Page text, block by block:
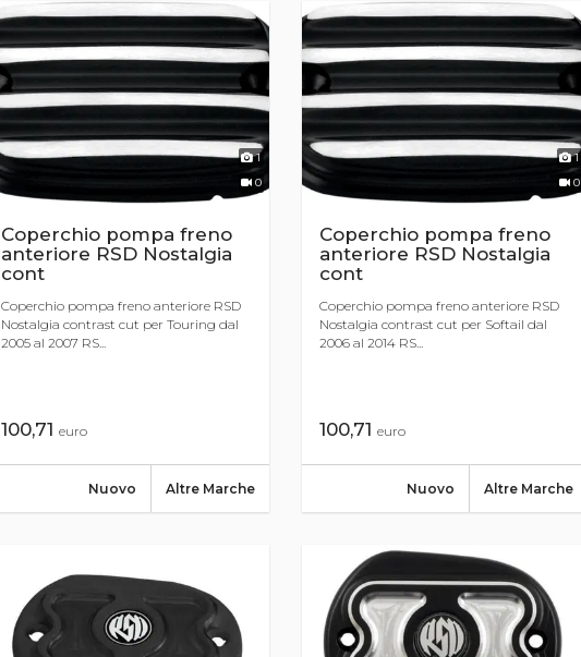
1
0
Coperchio pompa freno
anteriore RSD Nostalgia
cont
Coperchio pompa freno anteriore RSD
Nostalgia contrast cut per Touring dal
2005 al 2007 RS...
100,71 euro
Altre Marche
Nuovo
1
0
Coperchio pompa freno
anteriore RSD Nostalgia
cont
Coperchio pompa freno anteriore RSD
Nostalgia contrast cut per Softail dal
2006 al 2014 RS...
100,71 euro
Altre Marche
Nuovo